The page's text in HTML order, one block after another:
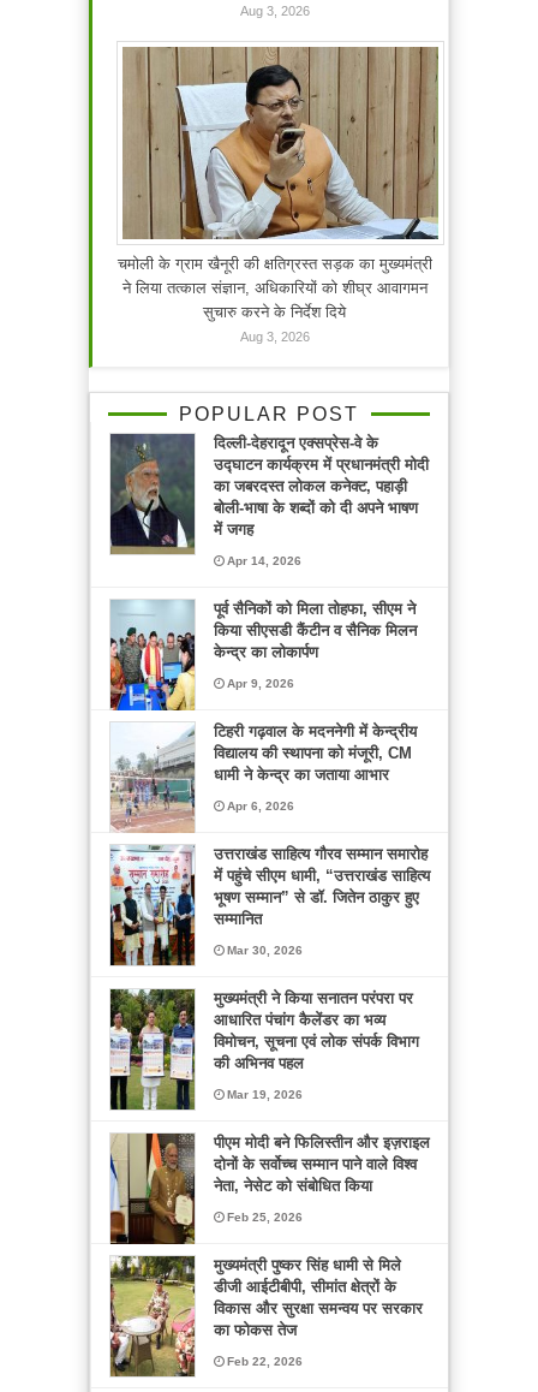
Aug 3, 2026
चमोली के ग्राम खैनूरी की क्षतिग्रस्त सड़क का मुख्यमंत्री
ने लिया तत्काल संज्ञान, अधिकारियों को शीघ्र आवागमन
सुचारु करने के निर्देश दिये
Aug 3, 2026
POPULAR POST
दिल्ली-देहरादून एक्सप्रेस-वे के
उद्घाटन कार्यक्रम में प्रधानमंत्री मोदी
का जबरदस्त लोकल कनेक्ट, पहाड़ी
बोली-भाषा के शब्दों को दी अपने भाषण
में जगह
Apr 14, 2026
पूर्व सैनिकों को मिला तोहफा, सीएम ने
किया सीएसडी कैंटीन व सैनिक मिलन
केन्द्र का लोकार्पण
Apr 9, 2026
टिहरी गढ़वाल के मदननेगी में केन्द्रीय
विद्यालय की स्थापना को मंजूरी, CM
धामी ने केन्द्र का जताया आभार
Apr 6, 2026
उत्तराखंड साहित्य गौरव सम्मान समारोह
में पहुंचे सीएम धामी, “उत्तराखंड साहित्य
भूषण सम्मान” से डॉ. जितेन ठाकुर हुए
सम्मानित
Mar 30, 2026
मुख्यमंत्री ने किया सनातन परंपरा पर
आधारित पंचांग कैलेंडर का भव्य
विमोचन, सूचना एवं लोक संपर्क विभाग
की अभिनव पहल
Mar 19, 2026
पीएम मोदी बने फिलिस्तीन और इज़राइल
दोनों के सर्वोच्च सम्मान पाने वाले विश्व
नेता, नेसेट को संबोधित किया
Feb 25, 2026
मुख्यमंत्री पुष्कर सिंह धामी से मिले
डीजी आईटीबीपी, सीमांत क्षेत्रों के
विकास और सुरक्षा समन्वय पर सरकार
का फोकस तेज
Feb 22, 2026